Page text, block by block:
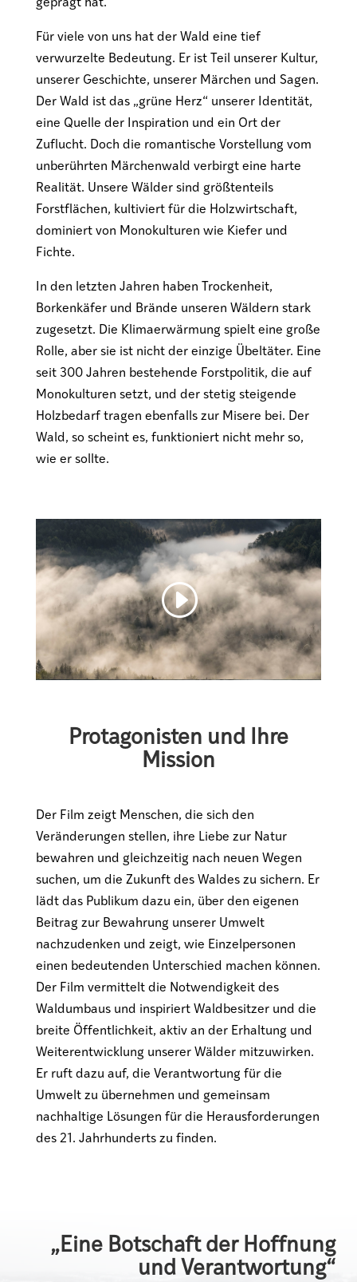
geprägt hat.
Für viele von uns hat der Wald eine tief
verwurzelte Bedeutung. Er ist Teil unserer Kultur,
unserer Geschichte, unserer Märchen und Sagen.
Der Wald ist das „grüne Herz“ unserer Identität,
eine Quelle der Inspiration und ein Ort der
Zuflucht. Doch die romantische Vorstellung vom
unberührten Märchenwald verbirgt eine harte
Realität. Unsere Wälder sind größtenteils
Forstflächen, kultiviert für die Holzwirtschaft,
dominiert von Monokulturen wie Kiefer und
Fichte.
In den letzten Jahren haben Trockenheit,
Borkenkäfer und Brände unseren Wäldern stark
zugesetzt. Die Klimaerwärmung spielt eine große
Rolle, aber sie ist nicht der einzige Übeltäter. Eine
seit 300 Jahren bestehende Forstpolitik, die auf
Monokulturen setzt, und der stetig steigende
Holzbedarf tragen ebenfalls zur Misere bei. Der
Wald, so scheint es, funktioniert nicht mehr so,
wie er sollte.
Protagonisten und Ihre
Mission
Der Film zeigt Menschen, die sich den
Veränderungen stellen, ihre Liebe zur Natur
bewahren und gleichzeitig nach neuen Wegen
suchen, um die Zukunft des Waldes zu sichern. Er
lädt das Publikum dazu ein, über den eigenen
Beitrag zur Bewahrung unserer Umwelt
nachzudenken und zeigt, wie Einzelpersonen
einen bedeutenden Unterschied machen können.
Der Film vermittelt die Notwendigkeit des
Waldumbaus und inspiriert Waldbesitzer und die
breite Öffentlichkeit, aktiv an der Erhaltung und
Weiterentwicklung unserer Wälder mitzuwirken.
Er ruft dazu auf, die Verantwortung für die
Umwelt zu übernehmen und gemeinsam
nachhaltige Lösungen für die Herausforderungen
des 21. Jahrhunderts zu finden.
„Eine Botschaft der Hoffnung
und Verantwortung“